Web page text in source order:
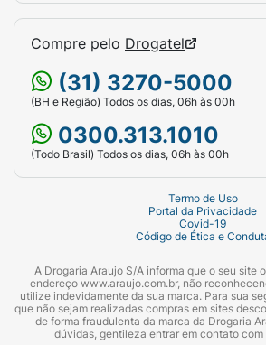
Compre pelo Drogatel
(31) 3270-5000
(BH e Região) Todos os dias, 06h às 00h
0300.313.1010
(Todo Brasil) Todos os dias, 06h às 00h
Termo de Uso
Portal da Privacidade
Covid-19
Código de Ética e
A Drogaria Araujo S/A informa que o seu site
endereço www.araujo.com.br, não
utilize indevidamente da sua marca. Para sua
que não sejam realizadas compras em sites
de forma fraudulenta da marca da Drogaria
dúvidas, gentileza entrar em contato